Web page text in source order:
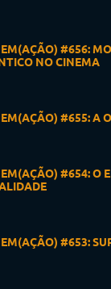
#656:
NO CINEMA
#655: A
#654: O
#653: